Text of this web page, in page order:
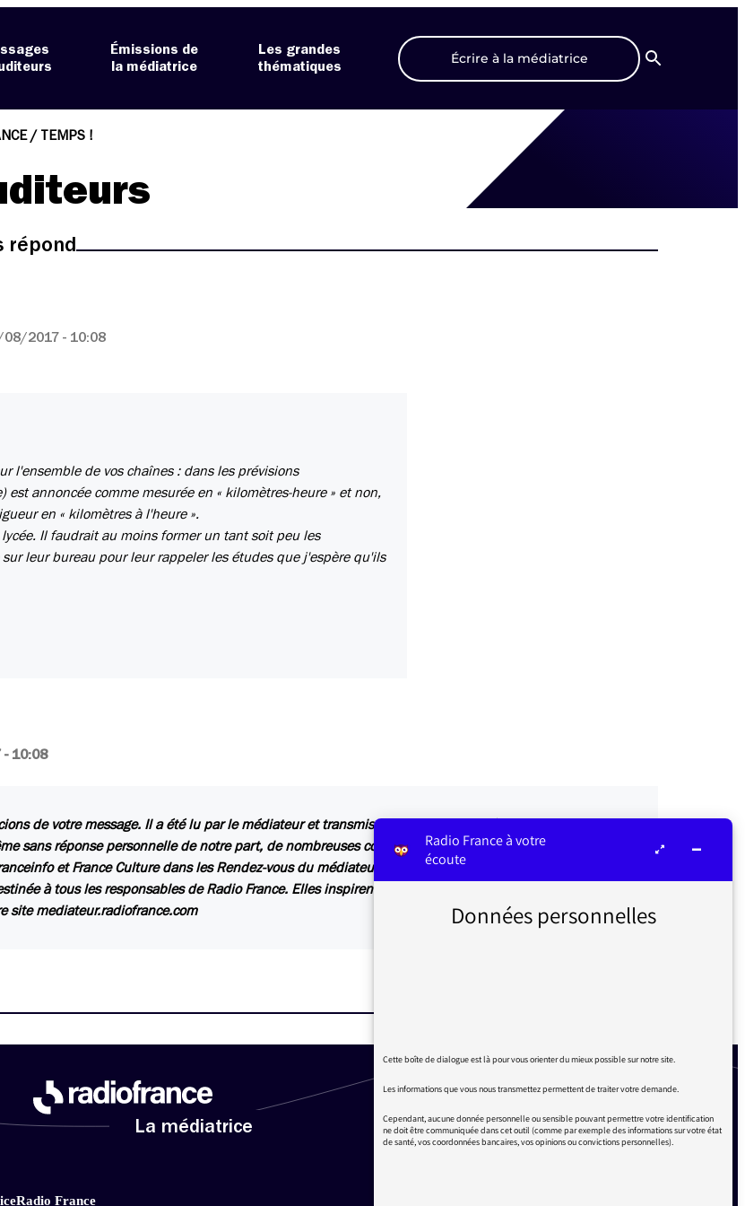
Émissions de
la médiatrice
Les grandes
thématiques
Écrire à la médiatrice
Recherche
/ TEMPS !
répond
08/2017 - 10:08
l'ensemble de vos chaînes : dans les prévisions
annoncée comme mesurée en « kilomètres-heure » et non,
en « kilomètres à l'heure ».
Il faudrait au moins former un tant soit peu les
leur bureau pour leur rappeler les études que j'espère qu'ils
10:08
de votre message. Il a été lu par le médiateur et transmis au service concerné par vos questions ou
sans réponse personnelle de notre part, de nombreuses contributions sont relayées sur les antennes
et France Culture dans les Rendez-vous du médiateur ou dans Les infos du médiateur, lettre
à tous les responsables de Radio France. Elles inspirent également des articles explicatifs à
site mediateur.radiofrance.com
La médiatrice
Radio France
Radio France à votre
écoute
Données personnelles
Cette boîte de dialogue est là pour vous orienter du mieux possible sur notre site.
Les informations que vous nous transmettez permettent de traiter votre demande.
Cependant, aucune donnée personnelle ou sensible pouvant permettre votre identification
ne doit être communiquée dans cet outil (comme par exemple des informations sur votre état
de santé, vos coordonnées bancaires, vos opinions ou convictions personnelles).